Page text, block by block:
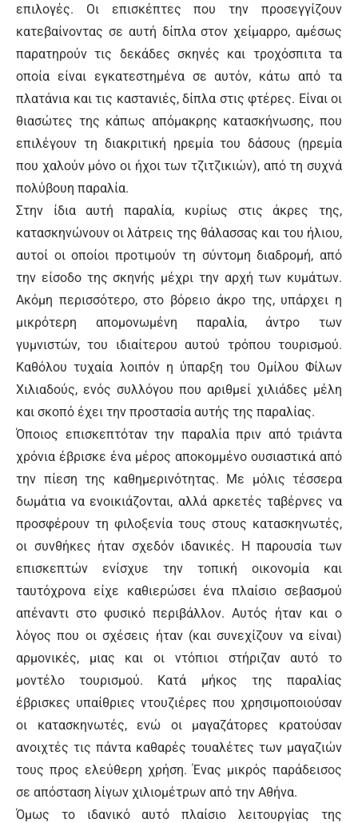
επιλογές. Οι επισκέπτες που την προσεγγίζουν
κατεβαίνοντας σε αυτή δίπλα στον χείμαρρο, αμέσως
παρατηρούν τις δεκάδες σκηνές και τροχόσπιτα τα
οποία είναι εγκατεστημένα σε αυτόν, κάτω από τα
πλατάνια και τις καστανιές, δίπλα στις φτέρες. Είναι οι
θιασώτες της κάπως απόμακρης κατασκήνωσης, που
επιλέγουν τη διακριτική ηρεμία του δάσους (ηρεμία
που χαλούν μόνο οι ήχοι των τζιτζικιών), από τη συχνά
πολύβουη παραλία.
Στην ίδια αυτή παραλία, κυρίως στις άκρες της,
κατασκηνώνουν οι λάτρεις της θάλασσας και του ήλιου,
αυτοί οι οποίοι προτιμούν τη σύντομη διαδρομή, από
την είσοδο της σκηνής μέχρι την αρχή των κυμάτων.
Ακόμη περισσότερο, στο βόρειο άκρο της, υπάρχει η
μικρότερη απομονωμένη παραλία, άντρο των
γυμνιστών, του ιδιαίτερου αυτού τρόπου τουρισμού.
Καθόλου τυχαία λοιπόν η ύπαρξη του Ομίλου Φίλων
Χιλιαδούς, ενός συλλόγου που αριθμεί χιλιάδες μέλη
και σκοπό έχει την προστασία αυτής της παραλίας.
Όποιος επισκεπτόταν την παραλία πριν από τριάντα
χρόνια έβρισκε ένα μέρος αποκομμένο ουσιαστικά από
την πίεση της καθημερινότητας. Με μόλις τέσσερα
δωμάτια να ενοικιάζονται, αλλά αρκετές ταβέρνες να
προσφέρουν τη φιλοξενία τους στους κατασκηνωτές,
οι συνθήκες ήταν σχεδόν ιδανικές. Η παρουσία των
επισκεπτών ενίσχυε την τοπική οικονομία και
ταυτόχρονα είχε καθιερώσει ένα πλαίσιο σεβασμού
απέναντι στο φυσικό περιβάλλον. Αυτός ήταν και ο
λόγος που οι σχέσεις ήταν (και συνεχίζουν να είναι)
αρμονικές, μιας και οι ντόπιοι στήριζαν αυτό το
μοντέλο τουρισμού. Κατά μήκος της παραλίας
έβρισκες υπαίθριες ντουζιέρες που χρησιμοποιούσαν
οι κατασκηνωτές, ενώ οι μαγαζάτορες κρατούσαν
ανοιχτές τις πάντα καθαρές τουαλέτες των μαγαζιών
τους προς ελεύθερη χρήση. Ένας μικρός παράδεισος
σε απόσταση λίγων χιλιομέτρων από την Αθήνα.
Όμως το ιδανικό αυτό πλαίσιο λειτουργίας της